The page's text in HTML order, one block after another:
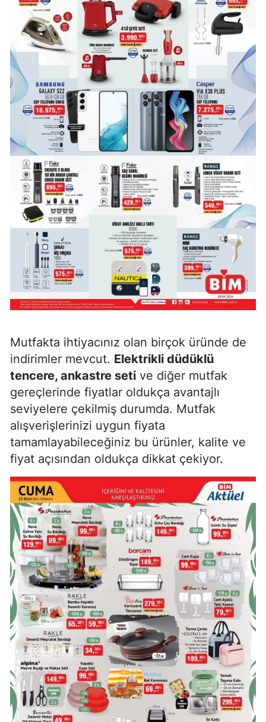
Mutfakta ihtiyacınız olan birçok üründe de
indirimler mevcut. Elektrikli düdüklü
tencere, ankastre seti ve diğer mutfak
gereçlerinde fiyatlar oldukça avantajlı
seviyelere çekilmiş durumda. Mutfak
alışverişlerinizi uygun fiyata
tamamlayabileceğiniz bu ürünler, kalite ve
fiyat açısından oldukça dikkat çekiyor.